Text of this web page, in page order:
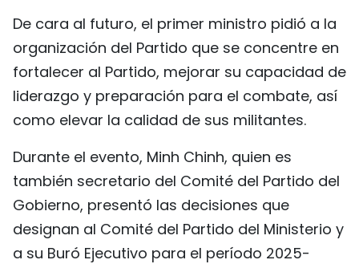
De cara al futuro, el primer ministro pidió a la
organización del Partido que se concentre en
fortalecer al Partido, mejorar su capacidad de
liderazgo y preparación para el combate, así
como elevar la calidad de sus militantes.
Durante el evento, Minh Chinh, quien es
también secretario del Comité del Partido del
Gobierno, presentó las decisiones que
designan al Comité del Partido del Ministerio y
a su Buró Ejecutivo para el período 2025-